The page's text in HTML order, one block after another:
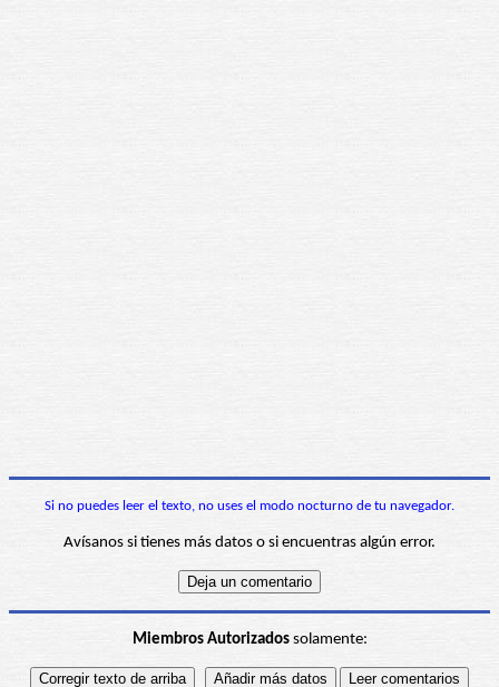
Si no puedes leer el texto, no uses el modo nocturno de tu navegador.
Avísanos si tienes más datos o si encuentras algún error.
Miembros Autorizadossolamente: